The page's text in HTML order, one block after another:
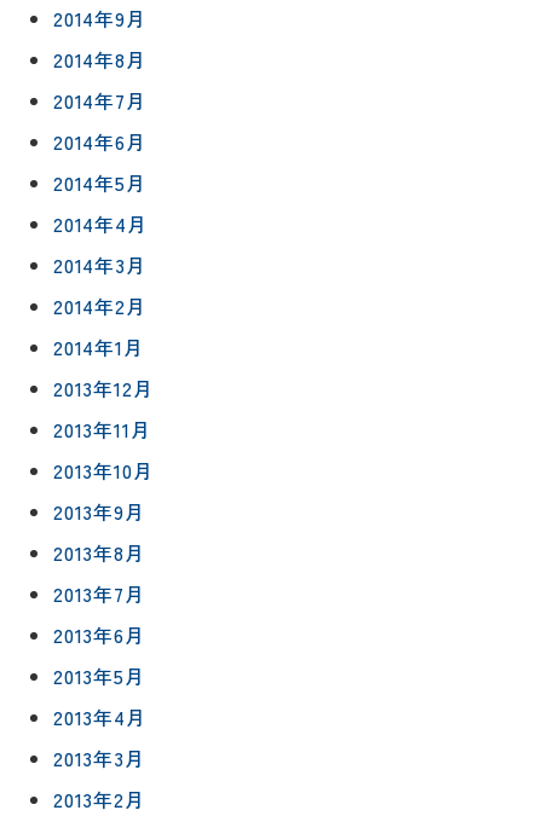
2014年9月
2014年8月
2014年7月
2014年6月
2014年5月
2014年4月
2014年3月
2014年2月
2014年1月
2013年12月
2013年11月
2013年10月
2013年9月
2013年8月
2013年7月
2013年6月
2013年5月
2013年4月
2013年3月
2013年2月